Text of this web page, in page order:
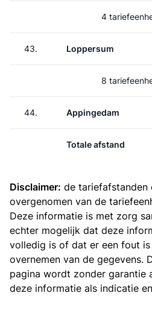
4
43. Loppersum
8
44. Appingedam
Totale afstand
Disclaimer: de tariefafstanden
overgenomen van de
Deze informatie is met zorg
echter mogelijk dat deze
volledig is of dat er een fout
overnemen van de gegevens.
pagina wordt zonder garantie
deze informatie als indicatie